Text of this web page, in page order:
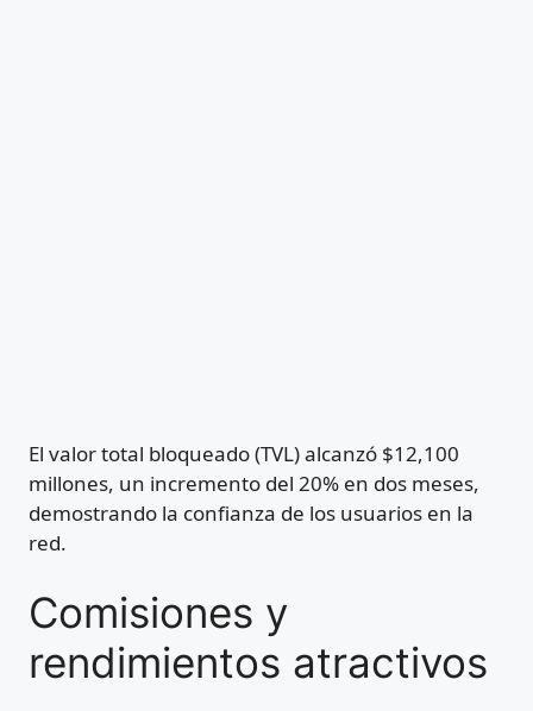
El valor total bloqueado (TVL) alcanzó $12,100
millones, un incremento del 20% en dos meses,
demostrando la confianza de los usuarios en la
red.
Comisiones y
rendimientos atractivos